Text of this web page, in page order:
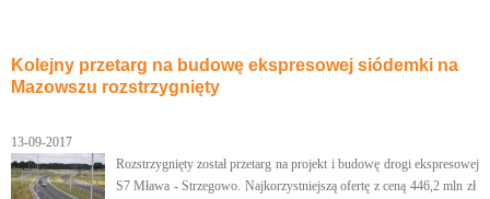
Kolejny przetarg na budowę ekspresowej siódemki na
Mazowszu rozstrzygnięty
13-09-2017
Rozstrzygnięty został przetarg na projekt i budowę drogi ekspresowej
S7 Mława - Strzegowo. Najkorzystniejszą ofertę z ceną 446,2 mln zł